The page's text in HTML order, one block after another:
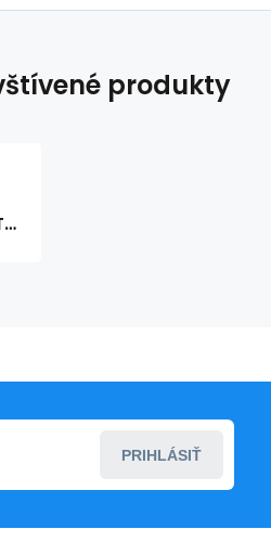
produkty
PRIHLÁSIŤ